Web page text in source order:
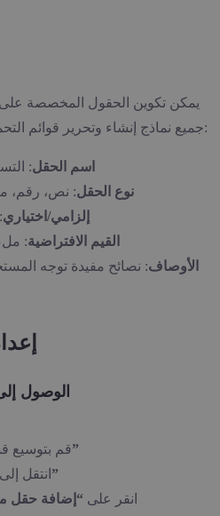
يمكن تكوين الحقول المخصصة
جميع نماذج إنشاء وتحرير قوائم التحميل. يمكن تخصيص كل حقل بـ:
اسم الحقل:
نوع الحقل: نص، رقم،
إلزامي/اختياري
القيم الافتراضية:
الأوصاف: نصائح مفيدة توجه
الوصول
قم بتوسيع“إعدادات خطة التحميل”
انتقل “الحقول المخصصة”
انقر على “إضافة